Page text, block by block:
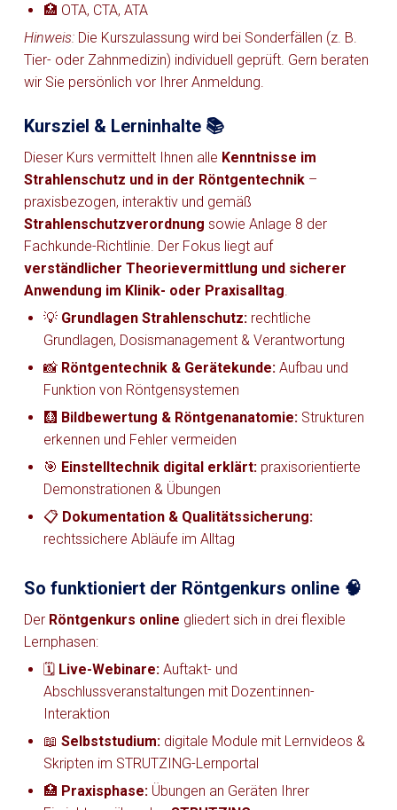
🏥 OTA, CTA, ATA
Hinweis: Die Kurszulassung wird bei Sonderfällen (z. B.
Tier- oder Zahnmedizin) individuell geprüft. Gern beraten
wir Sie persönlich vor Ihrer Anmeldung.
Kursziel & Lerninhalte 📚
Dieser Kurs vermittelt Ihnen alle Kenntnisse im
Strahlenschutz und in der Röntgentechnik –
praxisbezogen, interaktiv und gemäß
Strahlenschutzverordnung sowie Anlage 8 der
Fachkunde-Richtlinie. Der Fokus liegt auf
verständlicher Theorievermittlung und sicherer
Anwendung im Klinik- oder Praxisalltag
💡 Grundlagen Strahlenschutz: rechtliche
Grundlagen, Dosismanagement & Verantwortung
📸 Röntgentechnik & Gerätekunde: Aufbau und
Funktion von Röntgensystemen
🩻 Bildbewertung & Röntgenanatomie: Strukturen
erkennen und Fehler vermeiden
🎯 Einstelltechnik digital erklärt: praxisorientierte
Demonstrationen & Übungen
📋 Dokumentation & Qualitätssicherung:
rechtssichere Abläufe im Alltag
So funktioniert der Röntgenkurs online 🧠
Der Röntgenkurs online gliedert sich in drei flexible
Lernphasen:
🗓️ Live-Webinare: Auftakt- und
Abschlussveranstaltungen mit Dozent:innen-
Interaktion
📖 Selbststudium: digitale Module mit Lernvideos &
Skripten im STRUTZING-Lernportal
🏥 Praxisphase: Übungen an Geräten Ihrer